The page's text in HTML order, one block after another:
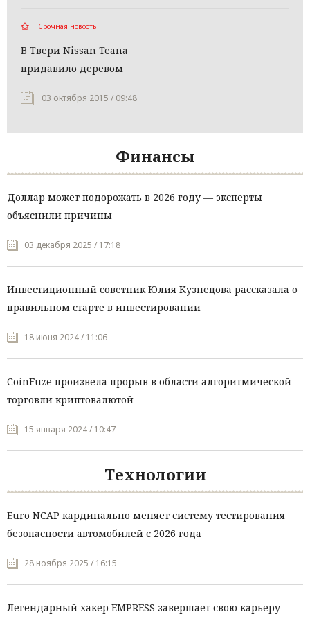
Срочная новость
В Твери Nissan Teana
придавило деревом
03 октября 2015 / 09:48
Финансы
Доллар может подорожать в 2026 году — эксперты
объяснили причины
03 декабря 2025 / 17:18
Инвестиционный советник Юлия Кузнецова рассказала о
правильном старте в инвестировании
18 июня 2024 / 11:06
CoinFuze произвела прорыв в области алгоритмической
торговли криптовалютой
15 января 2024 / 10:47
Технологии
Euro NCAP кардинально меняет систему тестирования
безопасности автомобилей с 2026 года
28 ноября 2025 / 16:15
Легендарный хакер EMPRESS завершает свою карьеру